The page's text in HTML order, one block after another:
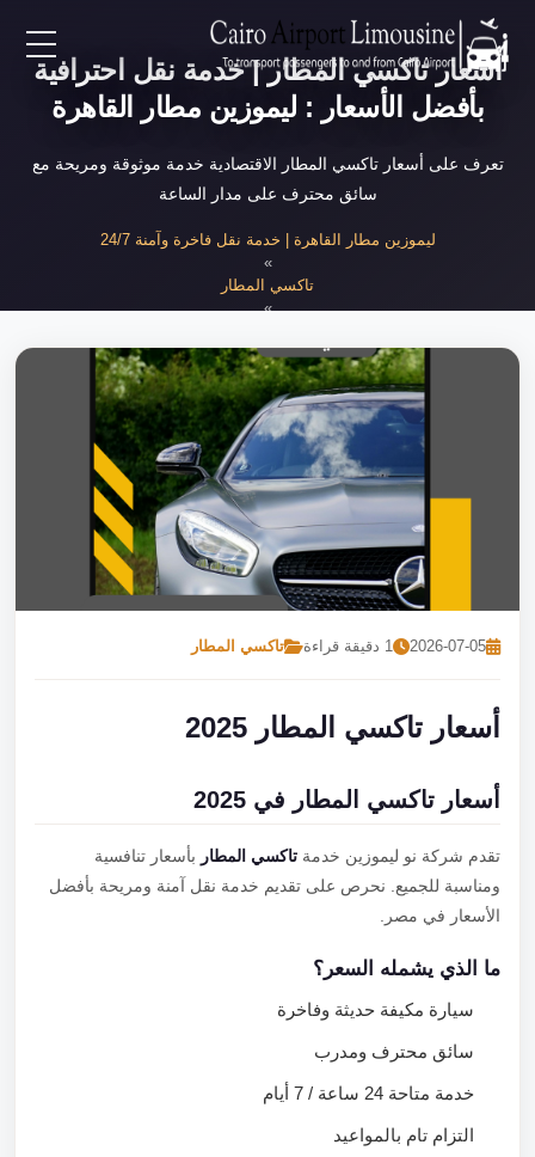
EN
خدمات المطار
نحن
أسعار تاكسي المطار | خدمة نقل احترافية
بأفضل الأسعار : ليموزين مطار القاهرة
تعرف على أسعار تاكسي المطار الاقتصادية خدمة موثوقة ومريحة مع
سائق محترف على مدار الساعة
ليموزين مطار القاهرة | خدمة نقل فاخرة وآمنة 24/7
تاكسي المطار
»
2026-07-05 1 دقيقة قراءة تاكسي المطار
أسعار تاكسي المطار 2025
أسعار تاكسي المطار في 2025
تقدم شركة نو ليموزين خدمةتاكسي المطاربأسعار تنافسية
ومناسبة للجميع. نحرص على تقديم خدمة نقل آمنة ومريحة بأفضل
الأسعار في مصر.
ما الذي يشمله السعر؟
سيارة مكيفة حديثة وفاخرة
سائق محترف ومدرب
خدمة متاحة 24 ساعة / 7 أيام
التزام تام بالمواعيد